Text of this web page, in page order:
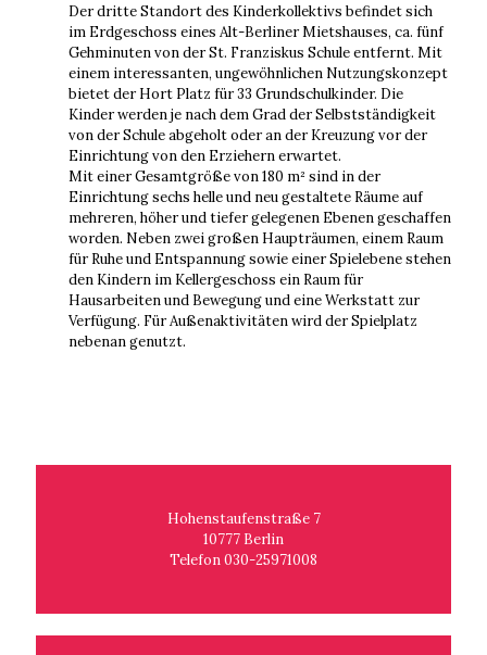
Der dritte Standort des Kinderkollektivs befindet sich
im Erdgeschoss eines Alt-Berliner Mietshauses, ca. fünf
Gehminuten von der St. Franziskus Schule entfernt. Mit
einem interessanten, ungewöhnlichen Nutzungskonzept
bietet der Hort Platz für 33 Grundschulkinder. Die
Kinder werden je nach dem Grad der Selbstständigkeit
von der Schule abgeholt oder an der Kreuzung vor der
Einrichtung von den Erziehern erwartet.
Mit einer Gesamtgröße von 180 m² sind in der
Einrichtung sechs helle und neu gestaltete Räume auf
mehreren, höher und tiefer gelegenen Ebenen geschaffen
worden. Neben zwei großen Haupträumen, einem Raum
für Ruhe und Entspannung sowie einer Spielebene stehen
den Kindern im Kellergeschoss ein Raum für
Hausarbeiten und Bewegung und eine Werkstatt zur
Verfügung. Für Außenaktivitäten wird der Spielplatz
nebenan genutzt.
Hohenstaufenstraße 7
10777 Berlin
Telefon 030-25971008